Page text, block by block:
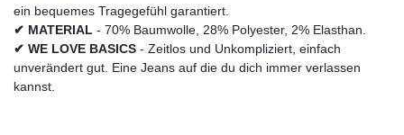
ein bequemes Tragegefühl garantiert.
✔ MATERIAL - 70% Baumwolle, 28% Polyester, 2% Elasthan.
✔ WE LOVE BASICS - Zeitlos und Unkompliziert, einfach
unverändert gut. Eine Jeans auf die du dich immer verlassen
kannst.